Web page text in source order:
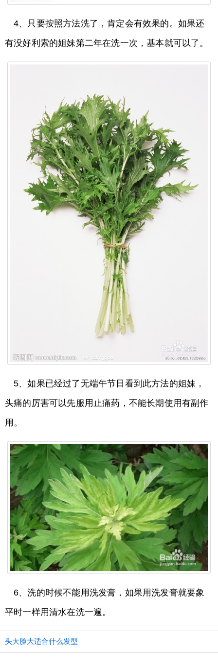
4、只要按照方法洗了，肯定会有效果的。如果还
有没好利索的姐妹第二年在洗一次，基本就可以了。
5、如果已经过了无端午节日看到此方法的姐妹，
头痛的厉害可以先服用止痛药，不能长期使用有副作
用。
6、洗的时候不能用洗发膏，如果用洗发膏就要象
平时一样用清水在洗一遍。
头大脸大适合什么发型